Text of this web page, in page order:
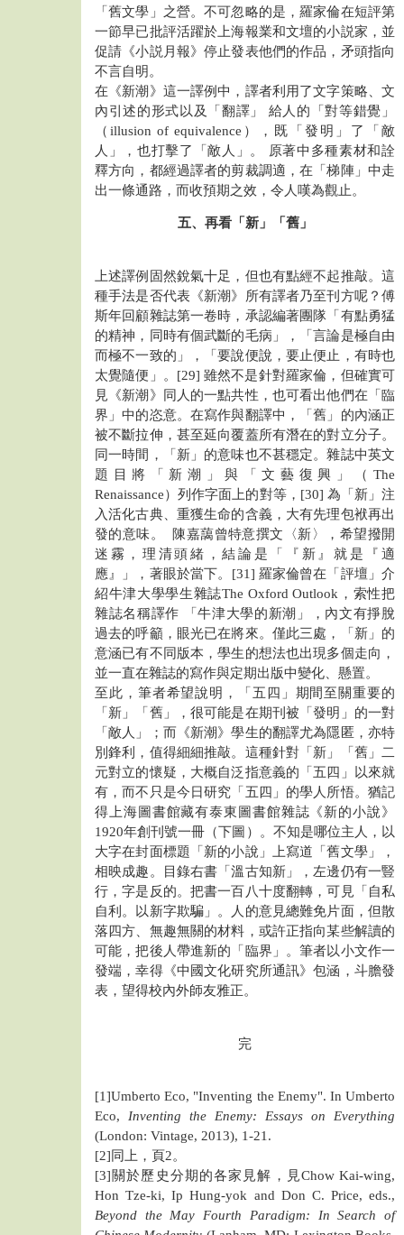
「舊文學」之營。不可忽略的是，羅家倫在短評第
一節早已批評活躍於上海報業和文壇的小説家，並
促請《小説月報》停止發表他們的作品，矛頭指向
不言自明。
在《新潮》這一譯例中，譯者利用了文字策略、文
內引述的形式以及「翻譯」 給人的「對等錯覺」
（illusion of equivalence），既「發明」了「敵
人」，也打擊了「敵人」。 原著中多種素材和詮
釋方向，都經過譯者的剪裁調適，在「梯陣」中走
出一條通路，而收預期之效，令人嘆為觀止。
五、再看「新」「舊」
上述譯例固然銳氣十足，但也有點經不起推敲。這
種手法是否代表《新潮》所有譯者乃至刊方呢？傅
斯年回顧雜誌第一卷時，承認編著團隊「有點勇猛
的精神，同時有個武斷的毛病」，「言論是極自由
而極不一致的」，「要說便說，要止便止，有時也
太覺隨便」。[29] 雖然不是針對羅家倫，但確實可
見《新潮》同人的一點共性，也可看出他們在「臨
界」中的恣意。在寫作與翻譯中，「舊」的內涵正
被不斷拉伸，甚至延向覆蓋所有潛在的對立分子。
同一時間，「新」的意味也不甚穩定。雜誌中英文
題目將「新潮」與「文藝復興」（The
Renaissance）列作字面上的對等，[30] 為「新」注
入活化古典、重獲生命的含義，大有先理包袱再出
發的意味。 陳嘉藹曾特意撰文〈新〉，希望撥開
迷霧，理清頭緒，結論是「『新』就是『適
應』」，著眼於當下。[31] 羅家倫曾在「評壇」介
紹牛津大學學生雜誌The Oxford Outlook，索性把
雜誌名稱譯作 「牛津大學的新潮」，內文有掙脫
過去的呼籲，眼光已在將來。僅此三處，「新」的
意涵已有不同版本，學生的想法也出現多個走向，
並一直在雜誌的寫作與定期出版中變化、懸置。
至此，筆者希望說明，「五四」期間至關重要的
「新」「舊」，很可能是在期刊被「發明」的一對
「敵人」；而《新潮》學生的翻譯尤為隱匿，亦特
別鋒利，值得細細推敲。這種針對「新」「舊」二
元對立的懷疑，大概自泛指意義的「五四」以來就
有，而不只是今日研究「五四」的學人所悟。猶記
得上海圖書館藏有泰東圖書館雜誌《新的小說》
1920年創刊號一冊（下圖）。不知是哪位主人，以
大字在封面標題「新的小說」上寫道「舊文學」，
相映成趣。目錄右書「溫古知新」，左邊仍有一豎
行，字是反的。把書一百八十度翻轉，可見「自私
自利。以新字欺騙」。人的意見總難免片面，但散
落四方、無趣無關的材料，或許正指向某些解讀的
可能，把後人帶進新的「臨界」。筆者以小文作一
發端，幸得《中國文化研究所通訊》包涵，斗膽發
表，望得校內外師友雅正。
完
[1]Umberto Eco, "Inventing the Enemy". In Umberto
Eco, Inventing the Enemy: Essays on Everything
(London: Vintage, 2013), 1-21.
[2]同上，頁2。
[3]關於歷史分期的各家見解，見Chow Kai-wing,
Hon Tze-ki, Ip Hung-yok and Don C. Price, eds.,
Beyond the May Fourth Paradigm: In Search of